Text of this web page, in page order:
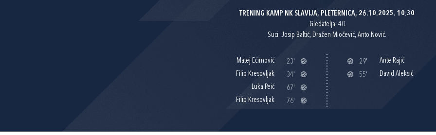
TRENING KAMP NK SLAVIJA, PLETERNICA, 26.10.2025. 10:30
Gledatelja: 40
Suci: Josip Baltić, Dražen Miočević, Anto Nović.
Matej Ećimović
23'
Filip Kresovljak
34'
Luka Peić
67'
Filip Kresovljak
76'
29'
Ante Rajić
55'
David Aleksić